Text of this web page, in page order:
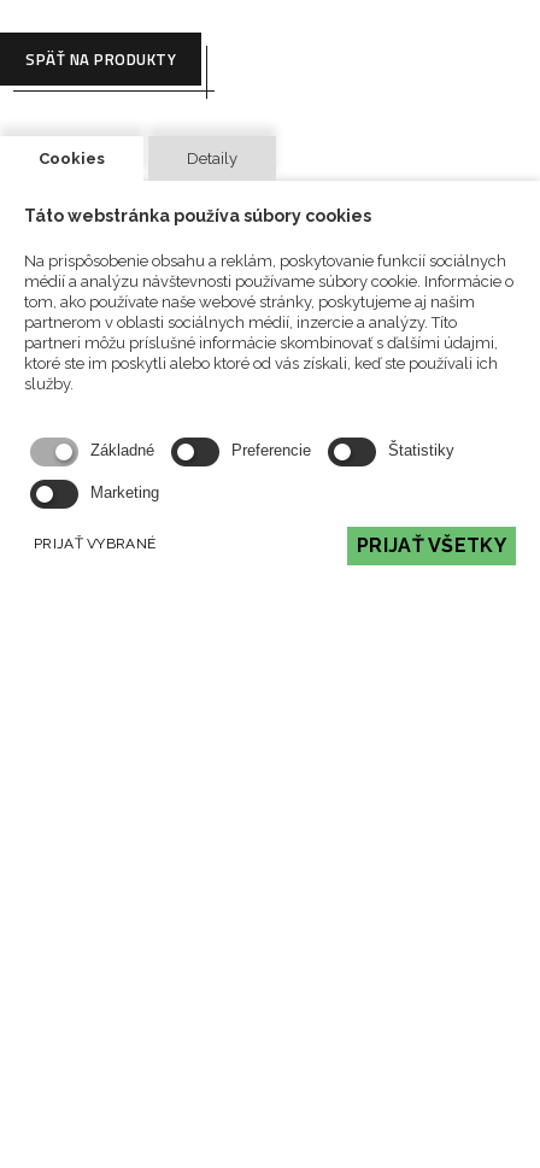
SPÄŤ NA PRODUKTY
Max detail s.r.o = maximálny zmysel pre detailné
maximálnu spokojnosť zákazníka.
Cookies Detaily
Táto webstránka používa súbory cookies
Na prispôsobenie obsahu a reklám, poskytovanie funkcií sociálnych
médií a analýzu návštevnosti používame súbory cookie. Informácie o
tom, ako používate naše webové stránky, poskytujeme aj našim
partnerom v oblasti sociálnych médií, inzercie a analýzy. Títo
partneri môžu príslušné informácie skombinovať s ďalšími údajmi,
ktoré ste im poskytli alebo ktoré od vás získali, keď ste používali ich
služby.
Základné Preferencie Štatistiky
Marketing
PRIJAŤ VYBRANÉ PRIJAŤ VŠETKY